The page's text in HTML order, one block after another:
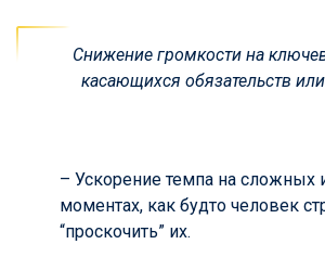
Снижение громкости на
касающихся обязательств
– Ускорение темпа на сложных
моментах, как будто человек
“проскочить” их.